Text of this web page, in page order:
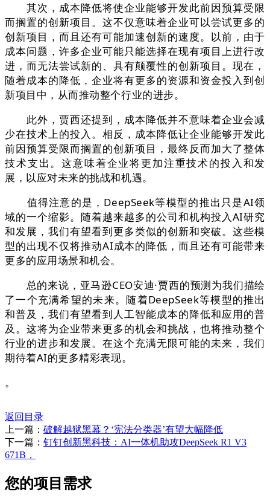
其次，成本降低将使企业能够开发此前因预算受限
而搁置的创新项目。这不仅意味着企业可以尝试更多的
创新项目，而且还有可能加速创新的速度。以前，由于
成本问题，许多企业可能只能选择在现有项目上进行改
进，而无法尝试新的、具有颠覆性的创新项目。现在，
随着成本的降低，企业将有更多的资源和资金投入到创
新项目中，从而推动整个行业的进步。
此外，贾西还提到，成本降低并不意味着企业会减
少在技术上的投入。相反，成本降低让企业能够开发此
前因预算受限而搁置的创新项目，最终反而加大了整体
技术支出。这意味着企业将更加注重技术的投入和发
展，以应对未来的挑战和机遇。
值得注意的是，DeepSeek等模型的推出只是AI领
域的一个缩影。随着越来越多的公司和机构投入AI研究
和发展，我们有望看到更多类似的创新和突破。这些模
型的出现不仅将推动AI成本的降低，而且还有可能带来
更多的应用场景和机会。
总的来说，亚马逊CEO安迪·贾西的预测为我们描绘
了一个充满希望的未来。随着DeepSeek等模型的推出
和普及，我们有望看到人工智能成本的降低和应用的普
及。这将为企业带来更多的机会和挑战，也将推动整个
行业的进步和发展。在这个充满无限可能的未来，我们
期待着AI的更多精彩表现。
。
返回目录
上一篇： 破解越狱黑幕？‘宪法分类器’有望大幅降低
下一篇： 钉钉创新黑科技：AI一体机助攻DeepSeek R1 V3
671B，
您的项目需求